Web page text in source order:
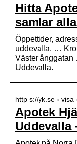
Hitta
samlar
Öppettider,
uddevalla. …
Västerlånggatan
Uddevalla.
http s://yk.se ›
Apotek
Uddevalla